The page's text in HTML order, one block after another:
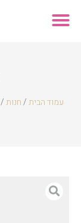
עמוד הבית/חנות/